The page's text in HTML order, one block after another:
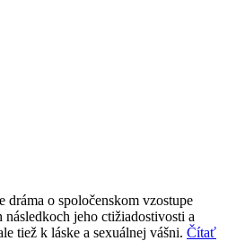
dráma o spoločenskom vzostupe
jeho ctižiadostivosti a
tiež k láske a sexuálnej vášni. Čítať